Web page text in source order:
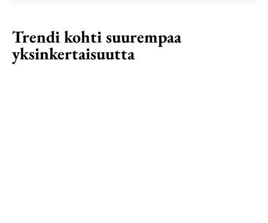
Trendi kohti suurempaa
yksinkertaisuutta